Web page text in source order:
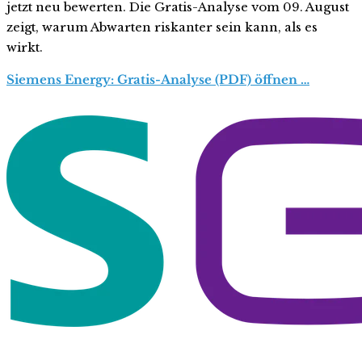
jetzt neu bewerten. Die Gratis-Analyse vom 09. August
zeigt, warum Abwarten riskanter sein kann, als es
wirkt.
Siemens Energy: Gratis-Analyse (PDF) öffnen …